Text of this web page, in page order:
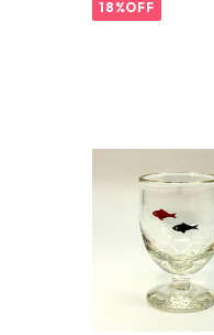
18%OFF